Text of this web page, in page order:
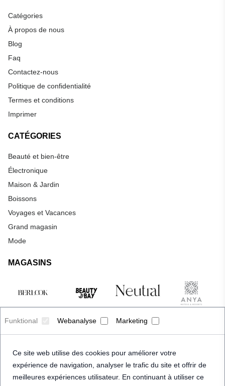
Funktional Webanalyse Marketing
Ce site web utilise des cookies pour améliorer votre
expérience de navigation, analyser le trafic du site et offrir de
meilleures expériences utilisateur. En continuant à utiliser ce
Catégories
À propos de nous
Blog
Faq
Contactez-nous
Politique de confidentialité
Termes et conditions
Imprimer
CATÉGORIES
Beauté et bien-être
Électronique
Maison & Jardin
Boissons
Voyages et Vacances
Grand magasin
Mode
MAGASINS